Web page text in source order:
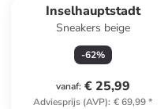
Inselhauptstadt
Sneakers beige
-62%
vanaf: € 25,99
Adviesprijs (AVP): € 69,99*